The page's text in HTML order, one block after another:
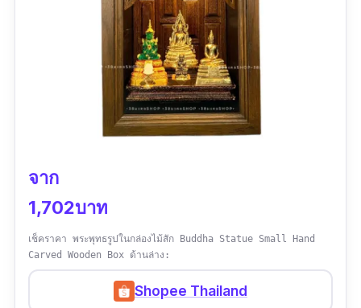
จาก
1,702บาท
เช็คราคา พระพุทธรูปในกล่องไม้สัก Buddha Statue Small Hand
Carved Wooden Box ด้านล่าง:
Shopee Thailand